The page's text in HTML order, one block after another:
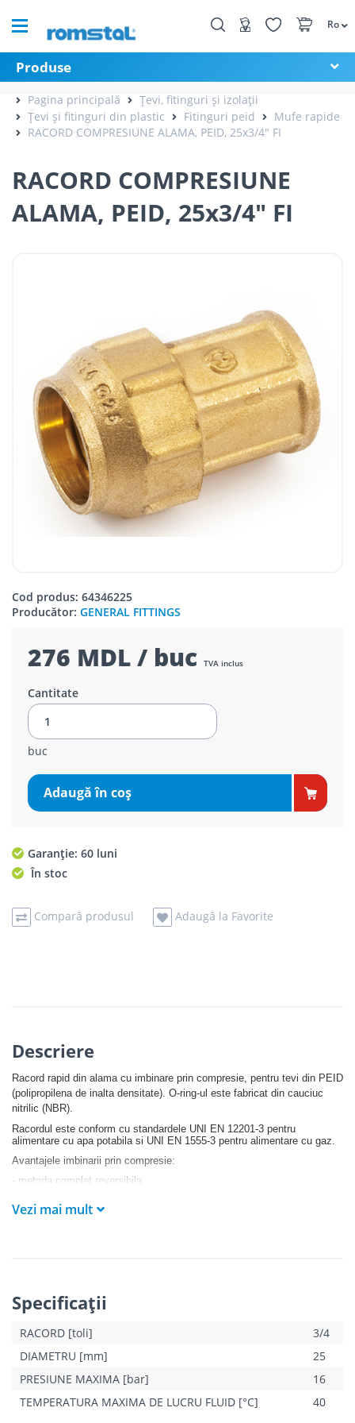
Ro
Produse
Pagina principală
Țevi, fitinguri și izolații
Țevi și fitinguri din plastic
Fitinguri peid
Mufe rapide
RACORD COMPRESIUNE ALAMA, PEID, 25x3/4" FI
RACORD COMPRESIUNE
ALAMA, PEID, 25x3/4" FI
Cod produs: 64346225
Producător: GENERAL FITTINGS
276 MDL / buc TVA inclus
Cantitate
buc
Adaugă în coş
Garanție: 60 luni
În stoc
Compară produsul Adaugă la Favorite
Descriere
Racord rapid din alama cu imbinare prin compresie, pentru tevi din PEID
(polipropilena de inalta densitate). O-ring-ul este fabricat din cauciuc
nitrilic (NBR).
Racordul este conform cu standardele UNI EN 12201-3 pentru
alimentare cu apa potabila si UNI EN 1555-3 pentru alimentare cu gaz.
Avantajele imbinarii prin compresie:
- metoda complet reversibila
Vezi mai mult
Specificaţii
RACORD [toli]
3/4
DIAMETRU [mm]
25
PRESIUNE MAXIMA [bar]
16
TEMPERATURA MAXIMA DE LUCRU FLUID [°C]
40